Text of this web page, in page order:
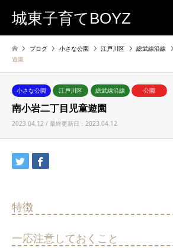
城東子育てBOYZ
ブログ 小さな公園 江戸川区 総武線沿線
遊園
小さな公園 江戸川区 総武線沿線 公園
南小岩二丁目児童遊園
2023.04.12 / 最終更新日：2023.04.12
特徴
一応注意しておくこと